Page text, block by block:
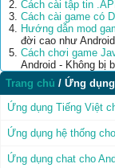
Cách cài tập tin
Cách cài game có
Hướng dẫn mod
đời cao như
Cách chơi game
Android - Không bị
Trang chủ / Ứng dụng
Ứng dụng Tiếng Việt
Ứng dụng hệ thống
Ứng dụng chat cho